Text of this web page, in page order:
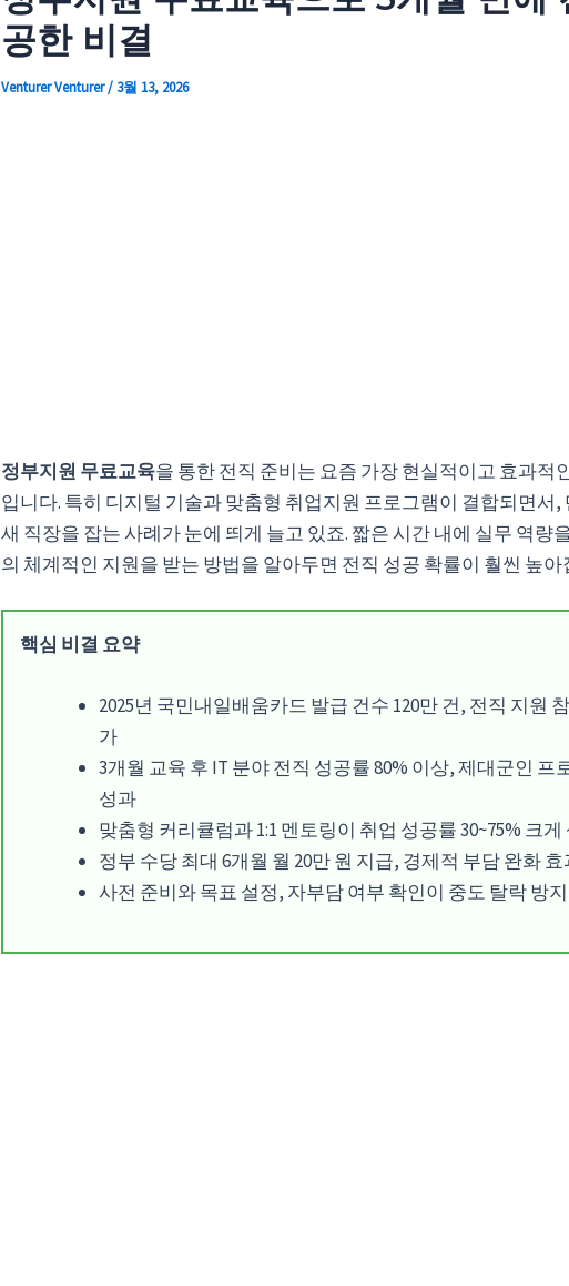
공한 비결
Venturer Venturer/ 3월 13, 2026
정부지원 무료교육을 통한 전직 준비는 요즘 가장 현실적이고 효과적
입니다. 특히 디지털 기술과 맞춤형 취업지원 프로그램이 결합되면서,
새 직장을 잡는 사례가 눈에 띄게 늘고 있죠. 짧은 시간 내에 실무 역량
의 체계적인 지원을 받는 방법을 알아두면 전직 성공 확률이 훨씬 높아
핵심 비결 요약
2025년 국민내일배움카드 발급 건수 120만 건, 전직 지원
가
3개월 교육 후 IT 분야 전직 성공률 80% 이상, 제대군인 프
성과
맞춤형 커리큘럼과 1:1 멘토링이 취업 성공률 30~75% 크게
정부 수당 최대 6개월 월 20만 원 지급, 경제적 부담 완화 효
사전 준비와 목표 설정, 자부담 여부 확인이 중도 탈락 방